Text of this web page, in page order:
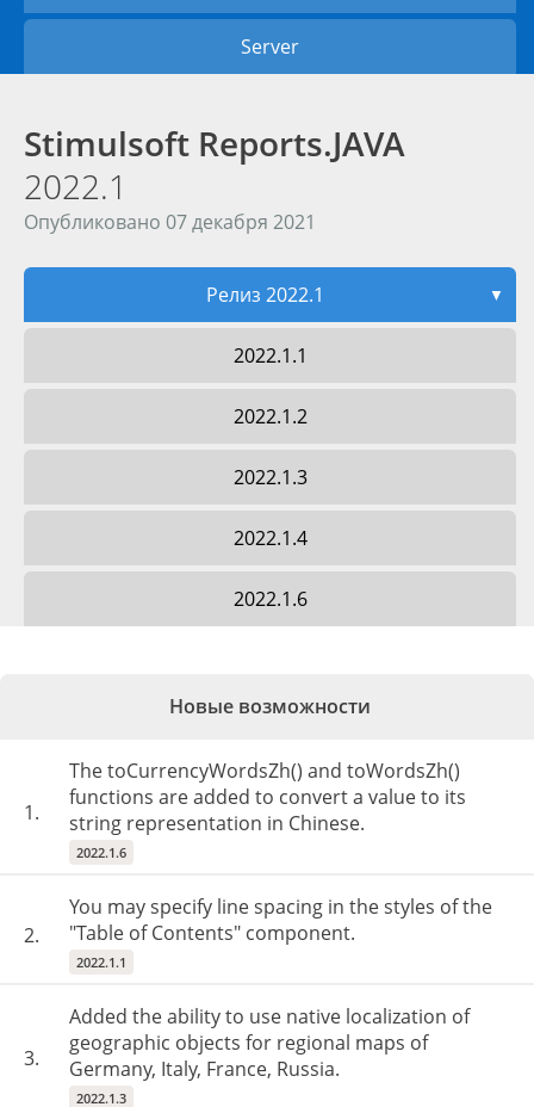
Server
Stimulsoft Reports.JAVA
2022.1
Опубликовано 07 декабря 2021
Релиз 2022.1 ▼
2022.1.1
2022.1.2
2022.1.3
2022.1.4
2022.1.6
Новые возможности
1.
The toCurrencyWordsZh() and toWordsZh()
functions are added to convert a value to its
string representation in Chinese.
2022.1.6
2.
You may specify line spacing in the styles of the
"Table of Contents" component.
2022.1.1
3.
Added the ability to use native localization of
geographic objects for regional maps of
Germany, Italy, France, Russia.
2022.1.3